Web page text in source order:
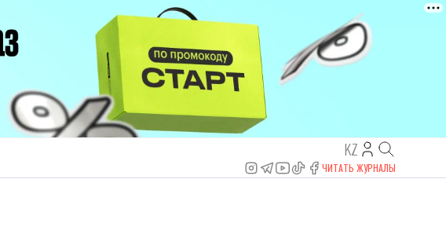
KZ
ЧИТАТЬ ЖУРНАЛЫ